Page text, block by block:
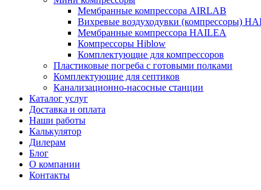
Мембранные компрессора AIRLAB
Вихревые воздуходувки (компрессоры)
Мембранные компрессора HAILEA
Компрессоры Hiblow
Комплектующие для компрессоров
Пластиковые погреба с готовыми полками
Комплектующие для септиков
Канализационно-насосные станции
Каталог услуг
Доставка и оплата
Наши работы
Калькулятор
Дилерам
Блог
О компании
Контакты